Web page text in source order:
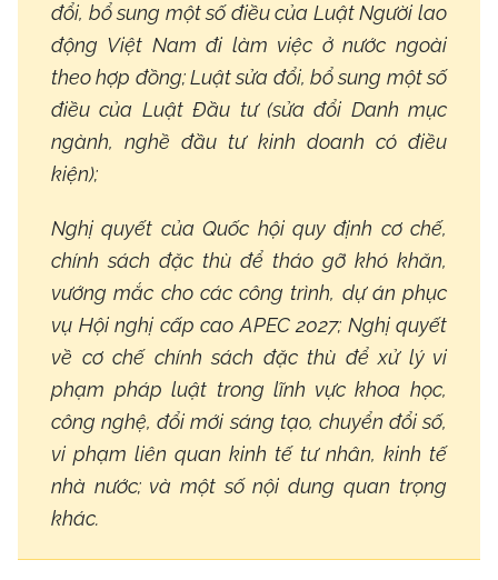
đổi, bổ sung một số điều của Luật Người lao
động Việt Nam đi làm việc ở nước ngoài
theo hợp đồng; Luật sửa đổi, bổ sung một số
điều của Luật Đầu tư (sửa đổi Danh mục
ngành, nghề đầu tư kinh doanh có điều
kiện);
Nghị quyết của Quốc hội quy định cơ chế,
chính sách đặc thù để tháo gỡ khó khăn,
vướng mắc cho các công trình, dự án phục
vụ Hội nghị cấp cao APEC 2027; Nghị quyết
về cơ chế chính sách đặc thù để xử lý vi
phạm pháp luật trong lĩnh vực khoa học,
công nghệ, đổi mới sáng tạo, chuyển đổi số,
vi phạm liên quan kinh tế tư nhân, kinh tế
nhà nước; và một số nội dung quan trọng
khác.